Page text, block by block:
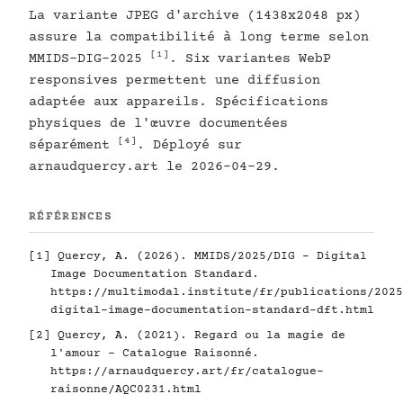
La variante JPEG d'archive (1438x2048 px)
assure la compatibilité à long terme selon
MMIDS-DIG-2025
[1] . Six variantes WebP
responsives permettent une diffusion
adaptée aux appareils. Spécifications
physiques de l'œuvre documentées
séparément
[4] . Déployé sur
arnaudquercy.art le 2026-04-29.
RÉFÉRENCES
[1]
Quercy, A. (2026). MMIDS/2025/DIG - Digital
Image Documentation Standard.
https://multimodal.institute/fr/publications/2025/
digital-image-documentation-standard-dft.html
[2]
Quercy, A. (2021). Regard ou la magie de
l'amour - Catalogue Raisonné.
https://arnaudquercy.art/fr/catalogue-
raisonne/AQC0231.html